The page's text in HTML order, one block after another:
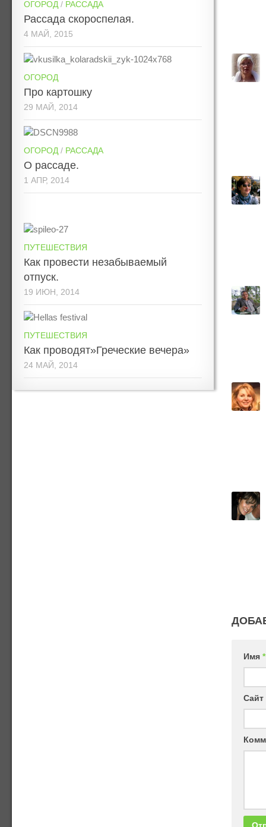
Имя *
Сайт
ОГОРОД / РАССАДА
Рассада скороспелая.
4 МАЙ, 2015
ОГОРОД
Про картошку
29 МАЙ, 2014
ОГОРОД / РАССАДА
О рассаде.
1 АПР, 2014
ПУТЕШЕСТВИЯ
Как провести незабываемый
отпуск.
19 ИЮН, 2014
ПУТЕШЕСТВИЯ
Как проводят»Греческие вечера»
24 МАЙ, 2014